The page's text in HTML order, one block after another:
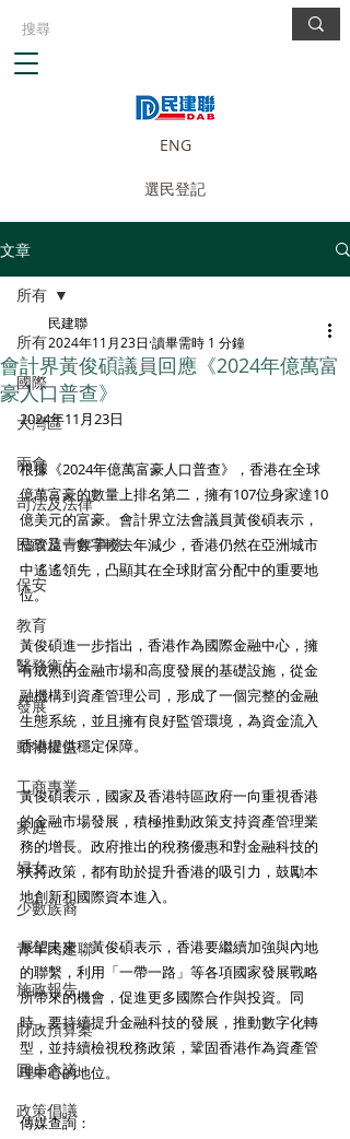
ENG
選民登記
文章
所有
國際
大灣區
兩會
司法及法律
民政及青年事務
保安
教育
醫務衛生
發展
動物權益
工商專業
家庭
婦女
少數族裔
青年民建聯
施政報告
財政預算案
圓桌會議
政策倡議
所有
會計界黃俊碩議員回應《2024年億萬富
豪人口普查》
民建聯
2024年11月23日 讀畢需時 1 分鐘
2024年11月23日
根據《2024年億萬富豪人口普查》，香港在全球
億萬富豪的數量上排名第二，擁有107位身家達10
億美元的富豪。會計界立法會議員黃俊碩表示，
儘管這一數字較去年減少，香港仍然在亞洲城市
中遙遙領先，凸顯其在全球財富分配中的重要地
位。
黃俊碩進一步指出，香港作為國際金融中心，擁
有成熟的金融市場和高度發展的基礎設施，從金
融機構到資產管理公司，形成了一個完整的金融
生態系統，並且擁有良好監管環境，為資金流入
香港提供穩定保障。
黃俊碩表示，國家及香港特區政府一向重視香港
的金融市場發展，積極推動政策支持資產管理業
務的增長。政府推出的稅務優惠和對金融科技的
扶持政策，都有助於提升香港的吸引力，鼓勵本
地創新和國際資本進入。
展望未來，黃俊碩表示，香港要繼續加強與內地
的聯繫，利用「一帶一路」等各項國家發展戰略
所帶來的機會，促進更多國際合作與投資。同
時，要持續提升金融科技的發展，推動數字化轉
型，並持續檢視稅務政策，鞏固香港作為資產管
理中心的地位。
傳媒查詢：